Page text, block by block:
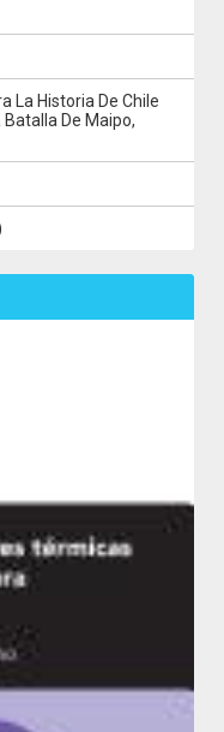
La Historia De Chile
Batalla De Maipo,